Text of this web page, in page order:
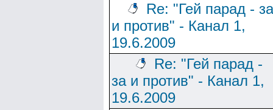
Re: "Гей парад - за
и против" - Канал 1,
19.6.2009
Re: "Гей парад -
за и против" - Канал 1,
19.6.2009